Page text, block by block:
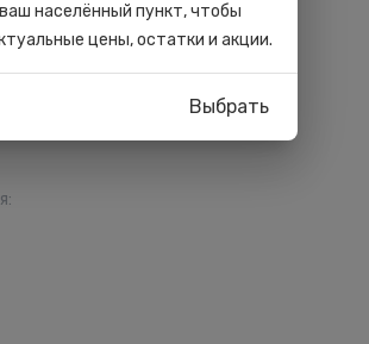
:
населённый пункт, чтобы
цены, остатки и акции.
Выбрать